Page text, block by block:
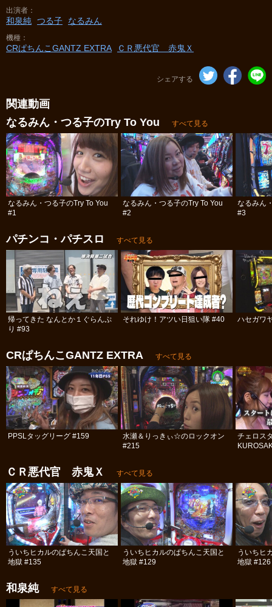
出演者
和泉純 つる子 なるみん
機種
CRぱちんこGANTZ EXTRA ＣＲ悪代官 赤鬼Ｘ
シェアする
関連動画
なるみん・つる子のTry To You
すべて見る
なるみん・つる子のTry To You
#1
なるみん・つる子のTry To You
#2
なるみん
#3
パチンコ・パチスロ すべて見る
帰ってきた なんとか１ぐらんぷ
り #93
それゆけ！アツい日狙い隊 #40 ハセガワ
CRぱちんこGANTZ EXTRA すべて見る
PPSLタッグリーグ #159
水瀬＆りっきぃ☆のロックオン
#215
チェロス
ＣＲ悪代官 赤鬼Ｘ すべて見る
ういちヒカルのぱちんこ天国と
地獄 #135
ういちヒカルのぱちんこ天国と
地獄 #129
ういちヒ
地獄 #126
和泉純 すべて見る